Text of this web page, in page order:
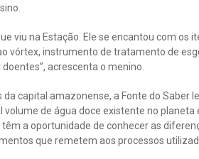
viu na Estação. Ele se encantou com os
vórtex, instrumento de tratamento de
acrescenta o menino.
capital amazonense, a Fonte do Saber
de água doce existente no planeta
a oportunidade de conhecer as
que remetem aos processos